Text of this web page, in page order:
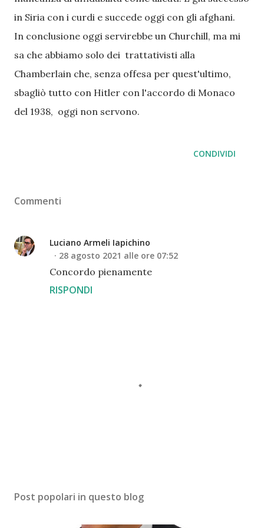
in Siria con i curdi e succede oggi con gli afghani.
In conclusione oggi servirebbe un Churchill, ma mi
sa che abbiamo solo dei trattativisti alla
Chamberlain che, senza offesa per quest'ultimo,
sbagliò tutto con Hitler con l'accordo di Monaco
del 1938, oggi non servono.
CONDIVIDI
Commenti
Luciano Armeli Iapichino
28 agosto 2021 alle ore 07:52
Concordo pienamente
RISPONDI
s
Post popolari in questo blog